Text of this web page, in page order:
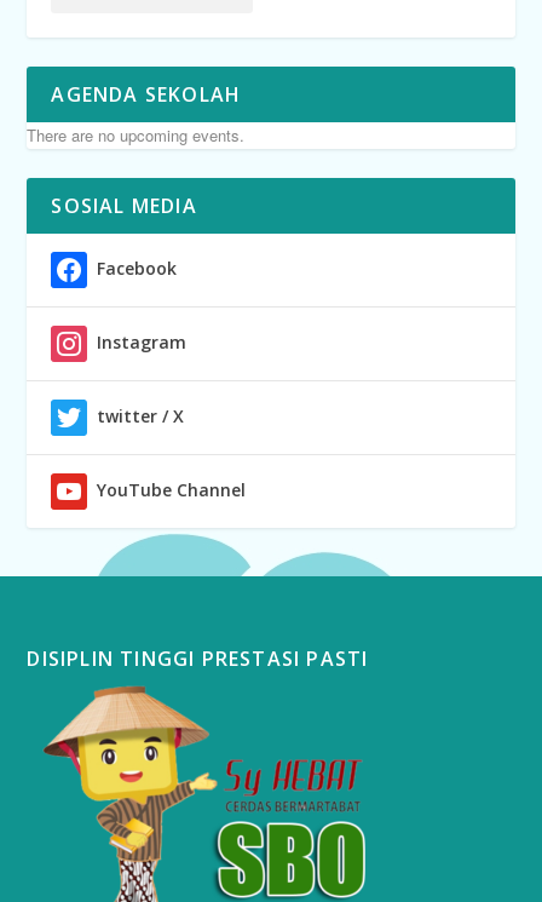
AGENDA SEKOLAH
There are no upcoming events.
SOSIAL MEDIA
Facebook
Instagram
twitter / X
YouTube Channel
DISIPLIN TINGGI PRESTASI PASTI